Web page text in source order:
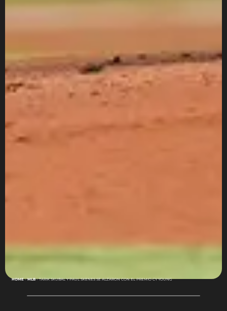
HOME-MLB-TARIK SKUBAL Y PAUL SKENES SE ALZARON CON EL PREMIO CY YOUNG